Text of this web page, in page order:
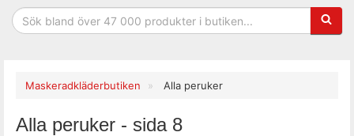
Maskeradkläderbutiken Alla peruker
Alla peruker - sida 8